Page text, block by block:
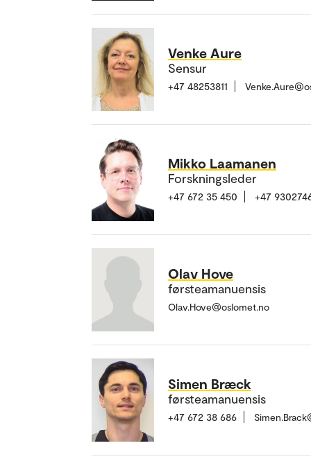
Venke Aure
Sensur
+47 48253811
Mikko Laamanen
Forskningsleder
+47 672 35 450 +47
Olav Hove
førsteamanuensis
Olav.Hove@oslomet.no
Simen Bræck
førsteamanuensis
+47 672 38 686